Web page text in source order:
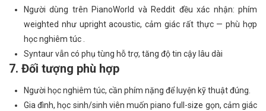
Người dùng trên PianoWorld và Reddit đều xác nhận: phím
weighted như upright acoustic, cảm giác rất thực — phù hợp
học nghiêm túc .
Syntaur vẫn có phụ tùng hỗ trợ, tăng độ tin cậy lâu dài
7. Đối tượng phù hợp
Người học nghiêm túc, cần phím nặng để luyện kỹ thuật đúng.
Gia đình, học sinh/sinh viên muốn piano full-size gọn, cảm giác